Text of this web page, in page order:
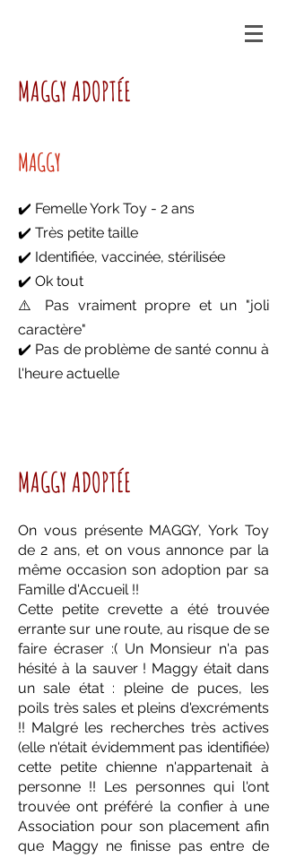
MAGGY ADOPTÉE
MAGGY
✔️ Femelle York Toy - 2 ans
✔️ Très petite taille
✔️ Identifiée, vaccinée, stérilisée
✔️ Ok tout
⚠️ Pas vraiment propre et un "joli
caractère"
✔️ Pas de problème de santé connu à
l'heure actuelle
MAGGY ADOPTÉE
On vous présente MAGGY, York Toy
de 2 ans, et on vous annonce par la
même occasion son adoption par sa
Famille d'Accueil !!
Cette petite crevette a été trouvée
errante sur une route, au risque de se
faire écraser :( Un Monsieur n'a pas
hésité à la sauver ! Maggy était dans
un sale état : pleine de puces, les
poils très sales et pleins d'excréments
!! Malgré les recherches très actives
(elle n'était évidemment pas identifiée)
cette petite chienne n'appartenait à
personne !! Les personnes qui l'ont
trouvée ont préféré la confier à une
Association pour son placement afin
que Maggy ne finisse pas entre de